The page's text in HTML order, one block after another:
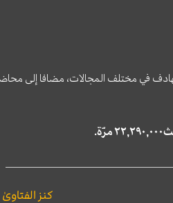
في مختلف المجالات، مضافا إلى
كنز الفتاوىٰ